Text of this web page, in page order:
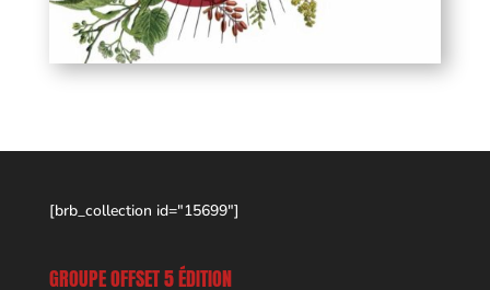
[brb_collection id="15699"]
GROUPE OFFSET 5 ÉDITION